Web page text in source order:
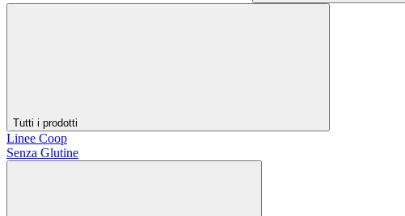
Tutti i prodotti
Linee Coop
Senza Glutine